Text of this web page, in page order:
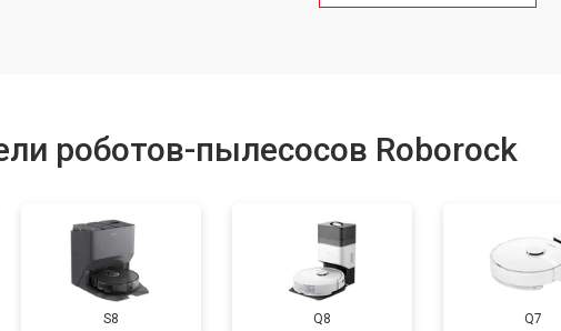
роботов-пылесосов Roborock
S8 Q8 Q7